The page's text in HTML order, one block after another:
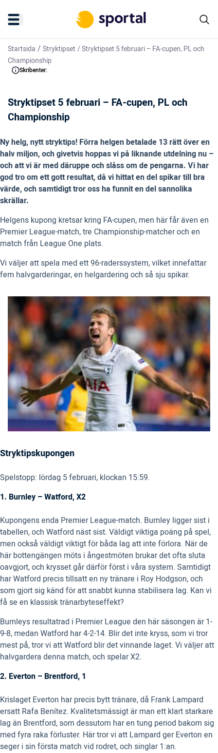
Startsida / Stryktipset /Stryktipset 5 februari – FA-cupen, PL och
Championship
Skribenter:
Stryktipset 5 februari – FA-cupen, PL och
Championship
Ny helg, nytt stryktips! Förra helgen betalade 13 rätt över en
halv miljon, och givetvis hoppas vi på liknande utdelning nu –
och att vi är med däruppe och slåss om de pengarna. Vi har
god tro om ett gott resultat, då vi hittat en del spikar till bra
värde, och samtidigt tror oss ha funnit en del sannolika
skrällar.
Helgens kupong kretsar kring FA-cupen, men här får även en
Premier League-match, tre Championship-matcher och en
match från League One plats.
Vi väljer att spela med ett 96-raderssystem, vilket innefattar
fem halvgarderingar, en helgardering och så sju spikar.
Stryktipskupongen
Spelstopp: lördag 5 februari, klockan 15:59.
1. Burnley – Watford, X2
Kupongens enda Premier League-match. Burnley ligger sist i
tabellen, och Watford näst sist. Väldigt viktiga poäng på spel,
men också väldigt viktigt för båda lag att inte förlora. När de
här bottengängen möts i ångestmöten brukar det ofta sluta
oavgjort, och krysset går därför först i våra system. Samtidigt
har Watford precis tillsatt en ny tränare i Roy Hodgson, och
som gjort sig känd för att snabbt kunna stabilisera lag. Kan vi
få se en klassisk tränarbyteseffekt?
Burnleys resultatrad i Premier League den här säsongen är 1-
9-8, medan Watford har 4-2-14. Blir det inte kryss, som vi tror
mest på, tror vi att Watford blir det vinnande laget. Vi väljer att
halvgardera denna match, och spelar X2.
2. Everton – Brentford, 1
Krislaget Everton har precis bytt tränare, då Frank Lampard
ersatt Rafa Benítez. Kvalitetsmässigt är man ett klart starkare
lag än Brentford, som dessutom har en tung period bakom sig
med fyra raka förluster. Här tror vi att Lampard ger Everton en
seger i sin första match vid rodret, och singlar 1:an.